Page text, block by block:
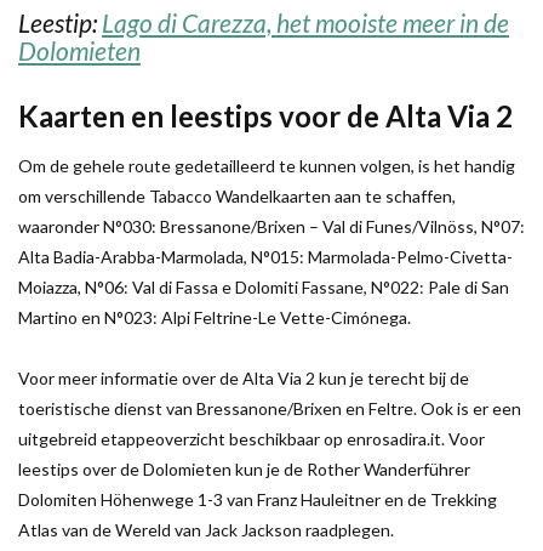
Leestip: Lago di Carezza, het mooiste meer in de
Dolomieten
Kaarten en leestips voor de Alta Via 2
Om de gehele route gedetailleerd te kunnen volgen, is het handig
om verschillende Tabacco Wandelkaarten aan te schaffen,
waaronder N°030: Bressanone/Brixen – Val di Funes/Vilnöss, N°07:
Alta Badia-Arabba-Marmolada, N°015: Marmolada-Pelmo-Civetta-
Moiazza, N°06: Val di Fassa e Dolomiti Fassane, N°022: Pale di San
Martino en N°023: Alpi Feltrine-Le Vette-Cimónega.
Voor meer informatie over de Alta Via 2 kun je terecht bij de
toeristische dienst van Bressanone/Brixen en Feltre. Ook is er een
uitgebreid etappeoverzicht beschikbaar op enrosadira.it. Voor
leestips over de Dolomieten kun je de Rother Wanderführer
Dolomiten Höhenwege 1-3 van Franz Hauleitner en de Trekking
Atlas van de Wereld van Jack Jackson raadplegen.